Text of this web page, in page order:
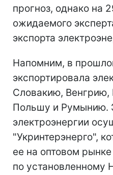
прогноз, однако на
ожидаемого
экспорта
Напомним, в
экспортировала
Словакию, Венгрию,
Польшу и Румынию.
электроэнергии
"Укринтерэнерго",
ее на оптовом
по установленному